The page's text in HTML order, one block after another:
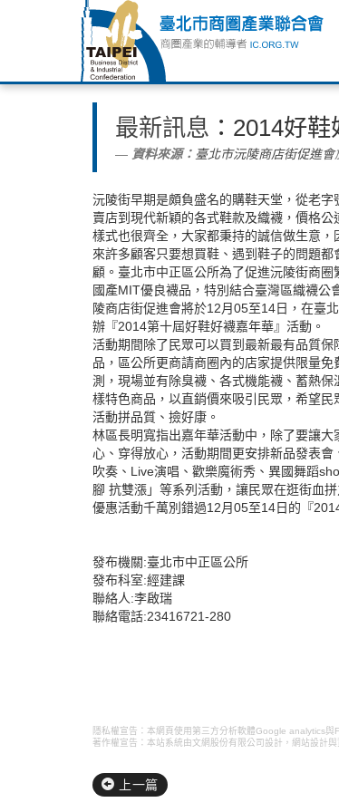
最新訊息 ：2014好
資料來源： 臺北市沅陵商店街促進會
沅陵街早期是頗負盛名的購鞋天堂，從老字
賣店到現代新穎的各式鞋款及織襪，價格公
樣式也很齊全，大家都秉持的誠信做生意，
來許多顧客只要想買鞋、遇到鞋子的問題都
顧。臺北市中正區公所為了促進沅陵街商圈
國產MIT優良襪品，特別結合臺灣區織襪公
陵商店街促進會將於12月05至14日，在臺
辦『2014第十屆好鞋好襪嘉年華』活動。
活動期間除了民眾可以買到最新最有品質保
品，區公所更商請商圈內的店家提供限量免
測，現場並有除臭襪、各式機能襪、蓄熱保
樣特色商品，以直銷價來吸引民眾，希望民
活動拼品質、撿好康。
林區長明寬指出嘉年華活動中，除了要讓大
心、穿得放心，活動期間更安排新品發表會
吹奏、Live演唱、歡樂魔術秀、異國舞蹈
腳 抗雙漲」等系列活動，讓民眾在逛街血
優惠活動千萬別錯過12月05至14日的『
發布機關:臺北市中正區公所
發布科室:經建課
聯絡人:李啟瑞
聯絡電話:23416721-280
隱私權宣告：本網頁使用第三方分析軟體Google analytics
著作權宣告：本站系統由文網股份有限公司設計， 網站設計與
上一篇